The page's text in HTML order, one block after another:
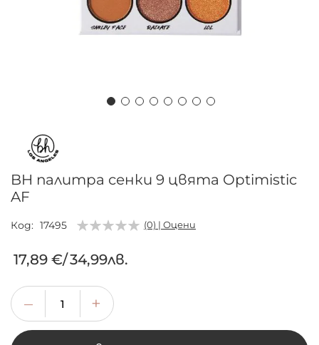
началото
галерия
със
снимки
BH палитра сенки 9 цвята Optimistic
AF
Код 17495 (0) | Оцени
17,89 €/34,99лв.